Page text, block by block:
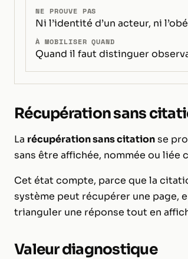
NE PROUVE PAS
Ni l’identité d’un acteur, ni
À MOBILISER QUAND
Quand il faut distinguer
Récupération sans
La récupération sans citationse
sans être affichée, nommée ou liée
Cet état compte, parce que la
système peut récupérer une page,
trianguler une réponse tout en
Valeur diagnostique